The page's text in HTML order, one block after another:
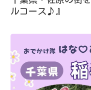
ルコース♪』